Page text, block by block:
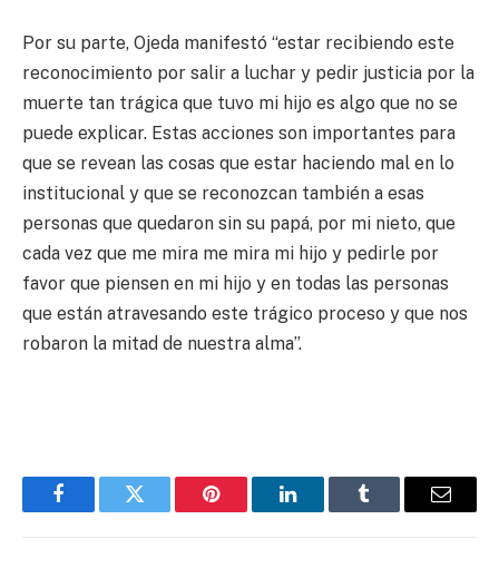
Por su parte, Ojeda manifestó “estar recibiendo este
reconocimiento por salir a luchar y pedir justicia por la
muerte tan trágica que tuvo mi hijo es algo que no se
puede explicar. Estas acciones son importantes para
que se revean las cosas que estar haciendo mal en lo
institucional y que se reconozcan también a esas
personas que quedaron sin su papá, por mi nieto, que
cada vez que me mira me mira mi hijo y pedirle por
favor que piensen en mi hijo y en todas las personas
que están atravesando este trágico proceso y que nos
robaron la mitad de nuestra alma”.
FacebookTwitter Pinterest LinkedInTumblr Email